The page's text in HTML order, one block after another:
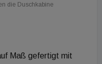
die Duschkabine
Maß gefertigt mit